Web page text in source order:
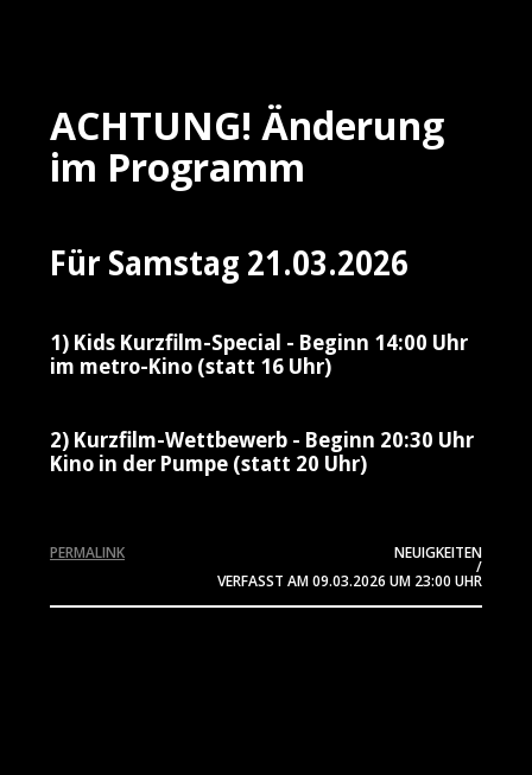
ACHTUNG! Änderung
im Programm
Für Samstag 21.03.2026
1) Kids Kurzfilm-Special - Beginn 14:00 Uhr
im metro-Kino (statt 16 Uhr)
2) Kurzfilm-Wettbewerb - Beginn 20:30 Uhr
Kino in der Pumpe (statt 20 Uhr)
NEUIGKEITEN
/
VERFASST AM09.03.2026 UM 23:00 UHR
PERMALINK